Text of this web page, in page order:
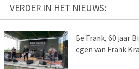
VERDER IN HET NIEUWS:
Be Frank, 60 jaar
ogen van Frank